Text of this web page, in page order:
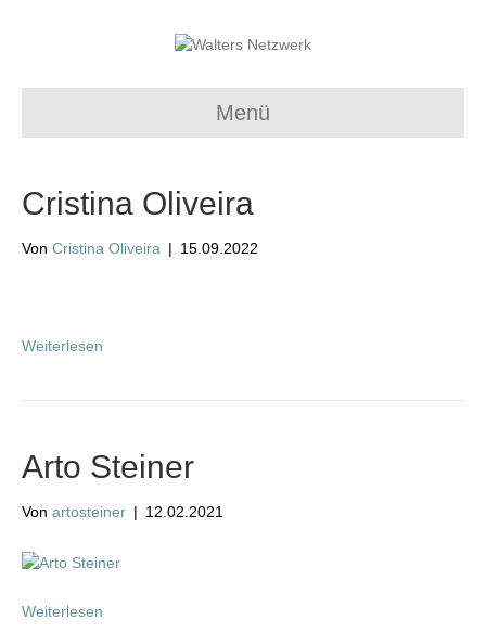
Menü
Cristina Oliveira
Von Cristina Oliveira | 15.09.2022
Weiterlesen
Arto Steiner
Von artosteiner | 12.02.2021
Weiterlesen